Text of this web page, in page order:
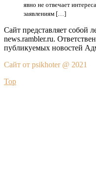
явно не отвечает
заявлениям […]
Сайт представляет собой
news.rambler.ru.
публикуемых новостей
Сайт от psikhoter @ 2021
Top